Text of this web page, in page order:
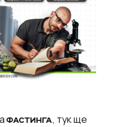
ФАСТИНГА, тук ще